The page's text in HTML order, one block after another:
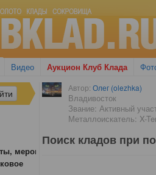
Видео Аукцион Клуб Клада
Автор: Олег (olezhka)
Владивосток
Звание: Активный
Металлоискатель: X-
Поиск кладов при
мероприятия